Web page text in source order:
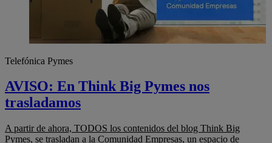
Telefónica Pymes
AVISO: En Think Big Pymes nos
trasladamos
A partir de ahora, TODOS los contenidos del blog Think Big
Pymes, se trasladan a la Comunidad Empresas, un espacio de